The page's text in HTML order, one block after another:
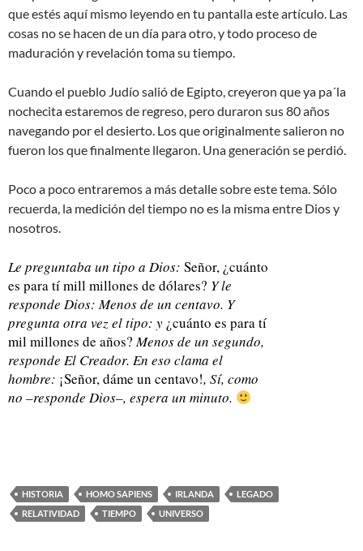
que estés aquí mismo leyendo en tu pantalla este artículo. Las
cosas no se hacen de un día para otro, y todo proceso de
maduración y revelación toma su tiempo.
Cuando el pueblo Judío salió de Egipto, creyeron que ya pa´la
nochecita estaremos de regreso, pero duraron sus 80 años
navegando por el desierto. Los que originalmente salieron no
fueron los que finalmente llegaron. Una generación se perdió.
Poco a poco entraremos a más detalle sobre este tema. Sólo
recuerda, la medición del tiempo no es la misma entre Dios y
nosotros.
Le preguntaba un tipo a Dios: Señor, ¿cuánto
es para tí mill millones de dólares? Y le
responde Dios: Menos de un centavo. Y
pregunta otra vez el tipo: y ¿cuánto es para tí
mil millones de años?Menos de un segundo,
responde El Creador. En eso clama el
hombre: ¡Señor, dáme un centavo!, Sí, como
no –responde Dios–, espera un minuto.
HISTORIA HOMO SAPIENS IRLANDA
LEGADO
RELATIVIDAD
TIEMPO UNIVERSO